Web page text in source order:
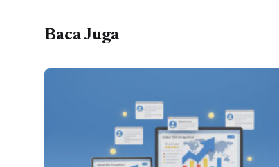
Baca Juga